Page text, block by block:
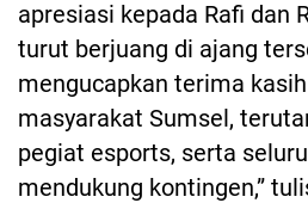
apresiasi kepada Rafi dan
turut berjuang di ajang
mengucapkan terima
masyarakat Sumsel,
pegiat esports, serta
mendukung kontingen,”